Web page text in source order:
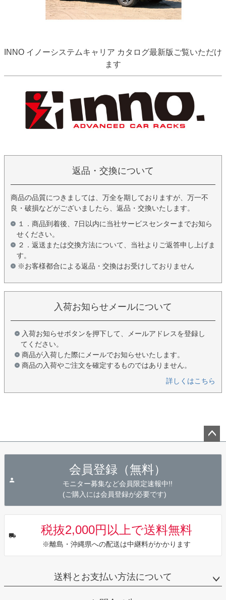
INNO イノーシステムキャリア カタログ最新版ご覧いただけ
ます
返品・交換について
商品の品質につきましては、万全を期しておりますが、万一不
良・破損などがございましたら、返品・交換いたします。
１．商品到着後、7日以内に当社サービスセンターまでお知ら
せください。
２．返送または交換方法について、当社よりご返答申し上げま
す。
※お客様都合による返品・交換はお受けしておりません
入荷お知らせメールについて
入荷お知らせボタンを押下して、メールアドレスを登録し
てください。
商品が入荷した際にメールでお知らせいたします。
商品の入荷やご注文を確定するものではありません。
詳しくはこちら
会員登録（無料）
モニター募集など会員限定速報中!!
(ご購入には会員登録が必要です)
税抜2,000円以上で送料無料
※離島・沖縄県への配送は中継料がかかります
送料とお支払い方法について